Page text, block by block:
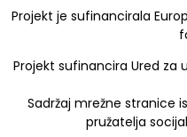
Projekt je sufinancirala
Projekt sufinancira Ured za
Sadržaj mrežne stranice
pružatelja